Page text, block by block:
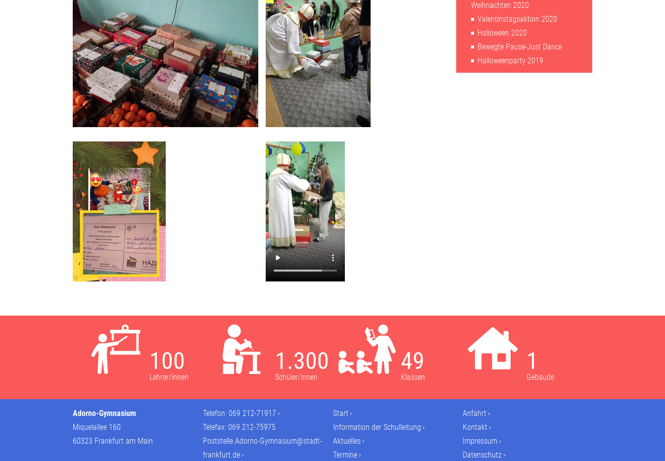
Weihnachten 2020
Valentinstagsaktion 2020
Halloween 2020
Bewegte Pause-Just Dance
Halloweenparty 2019
100
Lehrer/innen
1.300
Schüler/innen
49
Klassen
1
Gebäude
Adorno-Gymnasium
Miquelallee 160
60323 Frankfurt am Main
Telefon: 069 212-71917
Telefax: 069 212-75975
Poststelle.Adorno-Gymnasium@stadt-
frankfurt.de
Start
Information der Schulleitung
Aktuelles
Termine
Anfahrt
Kontakt
Impressum
Datenschutz